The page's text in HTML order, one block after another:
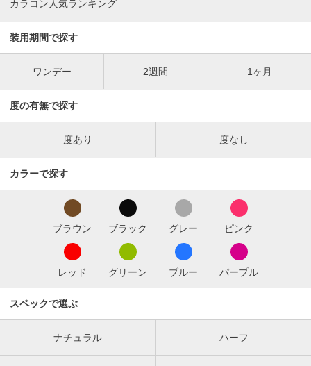
カラコン人気ランキング
装用期間で探す
ワンデー 2週間 1ヶ月
度の有無で探す
度あり 度なし
カラーで探す
ブラウン ブラック グレー ピンク
レッド グリーン ブルー パープル
スペックで選ぶ
ナチュラル ハーフ